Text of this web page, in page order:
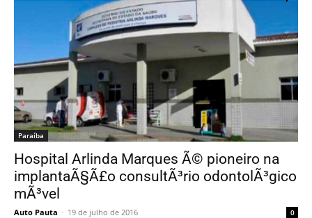
Paraí­ba
Hospital Arlinda Marques Ã© pioneiro na
implantaÃ§Ã£o consultÃ³rio odontolÃ³gico
mÃ³vel
Auto Pauta - 19 de julho de 2016 0